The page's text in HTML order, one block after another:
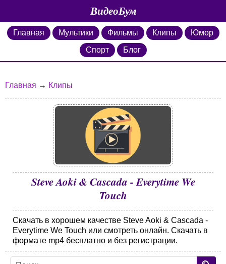
ВидеоБум
Главная Мультики Фильмы Клипы
Юмор
Спорт
Блог
Главная → Клипы
Steve Aoki & Cascada - Everytime We
Touch
Скачать в хорошем качестве Steve Aoki & Cascada -
Everytime We Touch или смотреть онлайн. Скачать в
формате mp4 бесплатно и без регистрации.